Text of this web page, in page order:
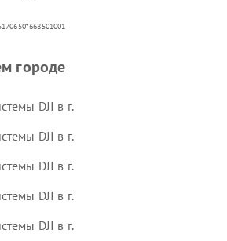
городе
DJI в г.
DJI в г.
DJI в г.
DJI в г.
DJI в г.